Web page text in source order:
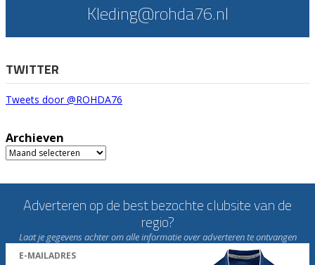
Kleding@rohda76.nl
TWITTER
Tweets door @ROHDA76
Archieven
Archieven
Adverteren op de best bezochte clubsite van de
regio?
Laat je gegevens achter om alle informatie over adverteren te ontvangen